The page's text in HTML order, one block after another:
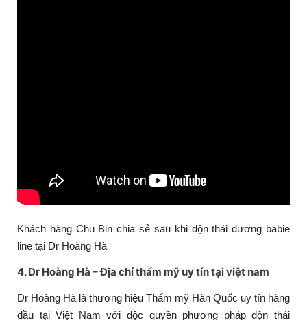
Khách hàng Chu Bin chia sẻ sau khi độn thái dương babie
line tại Dr Hoàng Hà
4. Dr Hoàng Hà – Địa chỉ thẩm mỹ uy tín tại việt nam
Dr Hoàng Hà là thương hiệu Thẩm mỹ Hàn Quốc uy tín hàng
đầu tại Việt Nam với độc quyền phương pháp độn thái